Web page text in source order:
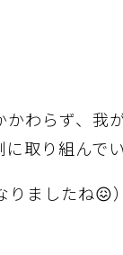
わらず、我
取り組んで
りましたね😖）